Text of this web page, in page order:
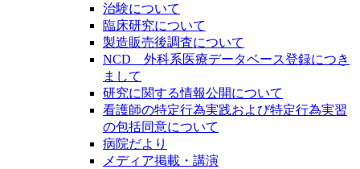
治験について
臨床研究について
製造販売後調査について
NCD 外科系医療データベース登録につき
まして
研究に関する情報公開について
看護師の特定行為実践および特定行為実習
の包括同意について
病院だより
メディア掲載・講演